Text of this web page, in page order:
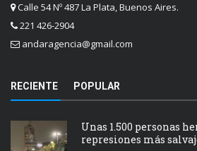
Calle 54 Nº 487 La Plata, Buenos Aires.
221 426-2904
andaragencia@gmail.com
RECIENTE POPULAR
Unas 1.500 personas
represiones más